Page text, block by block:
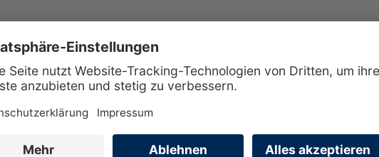
Gesamtmiete
Stellplatz in Werne
Deutsches Reich 64,
44894 Bochum